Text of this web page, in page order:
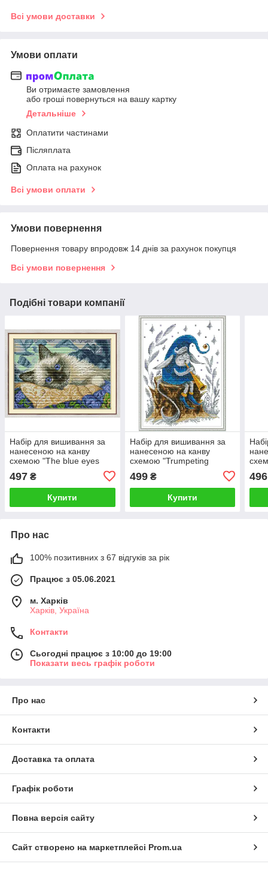
Всі умови доставки
Умови оплати
Ви отримаєте замовлення
або гроші повернуться на вашу картку
Детальніше
Оплатити частинами
Післяплата
Оплата на рахунок
Всі умови оплати
Умови повернення
Повернення товару впродовж 14 днів за рахунок покупця
Всі умови повернення
Подібні товари компанії
Набір для вишивання за
нанесеною на канву
схемою "The blue eyes
30*21 см
497 ₴
Купити
Набір для вишивання за
нанесеною на канву
схемою "Trumpeting
sprites".AIDA 14CT printed,
27*34 см
499₴
Купити
см
496
Про нас
100% позитивних з 67 відгуків за рік
Працює з 05.06.2021
м. Харків
Харків, Україна
Контакти
Сьогодні працює з 10:00 до 19:00
Показати весь графік роботи
Про нас
Контакти
Доставка та оплата
Графік роботи
Повна версія сайту
Сайт створено на маркетплейсі Prom.ua